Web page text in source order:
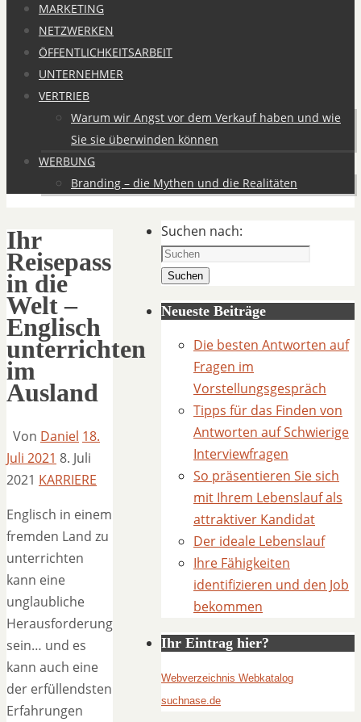
MARKETING
NETZWERKEN
ÖFFENTLICHKEITSARBEIT
UNTERNEHMER
VERTRIEB
Warum wir Angst vor dem Verkauf haben und wie
Sie sie überwinden können
WERBUNG
Branding – die Mythen und die Realitäten
Ihr
Reisepass
in die
Welt –
Englisch
unterrichten
im
Ausland
Von Daniel 18.
Juli 2021 8. Juli
2021 KARRIERE
Englisch in einem
fremden Land zu
unterrichten
kann eine
unglaubliche
Herausforderung
sein… und es
kann auch eine
der erfüllendsten
Erfahrungen
Suchen nach:
Suchen
Neueste Beiträge
Die besten Antworten auf
Fragen im
Vorstellungsgespräch
Tipps für das Finden von
Antworten auf Schwierige
Interviewfragen
So präsentieren Sie sich
mit Ihrem Lebenslauf als
attraktiver Kandidat
Der ideale Lebenslauf
Ihre Fähigkeiten
identifizieren und den Job
bekommen
Ihr Eintrag hier?
Webverzeichnis Webkatalog
suchnase.de